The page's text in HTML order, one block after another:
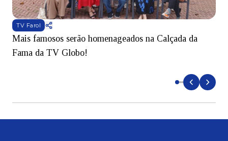
TV Farol
Mais famosos serão homenageados na Calçada da
Fama da TV Globo!